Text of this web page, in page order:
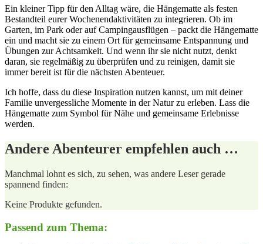
Ein kleiner Tipp für‍ den Alltag wäre, die Hängematte ⁢als‍ festen
Bestandteil eurer Wochenendaktivitäten zu integrieren. Ob im
Garten, im Park oder auf Campingausflügen – packt die Hängematte
ein und macht sie zu einem Ort für‌ gemeinsame Entspannung und
Übungen zur Achtsamkeit. Und wenn ihr sie nicht nutzt, denkt
daran, sie regelmäßig zu überprüfen‍ und zu reinigen, damit sie
immer bereit ist für die nächsten Abenteuer.
Ich hoffe, ⁣dass du ‍diese Inspiration nutzen kannst, um mit deiner
Familie unvergessliche Momente⁤ in der Natur zu erleben. Lass die
Hängematte ⁢zum Symbol für Nähe und gemeinsame Erlebnisse
werden.
Andere Abenteurer empfehlen auch …
Manchmal lohnt es‌ sich, zu sehen, was andere ⁤Leser gerade
spannend‌ finden:
Keine Produkte gefunden.
Passend zum Thema: